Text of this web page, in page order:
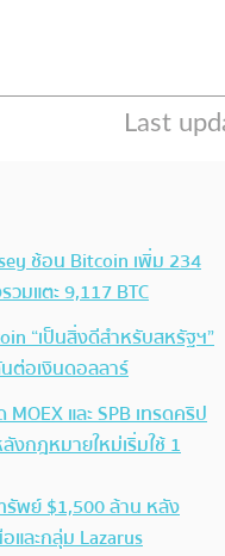
ช้อน Bitcoin เพิ่ม 234
มแตะ 9,117 BTC
“เป็นสิ่งดีสำหรับสหรัฐฯ”
ต่อเงินดอลลาร์
และ SPB เทรดคริป
กฎหมายใหม่เริ่มใช้ 1
พย์ $1,500 ล้าน หลัง
และกลุ่ม Lazarus